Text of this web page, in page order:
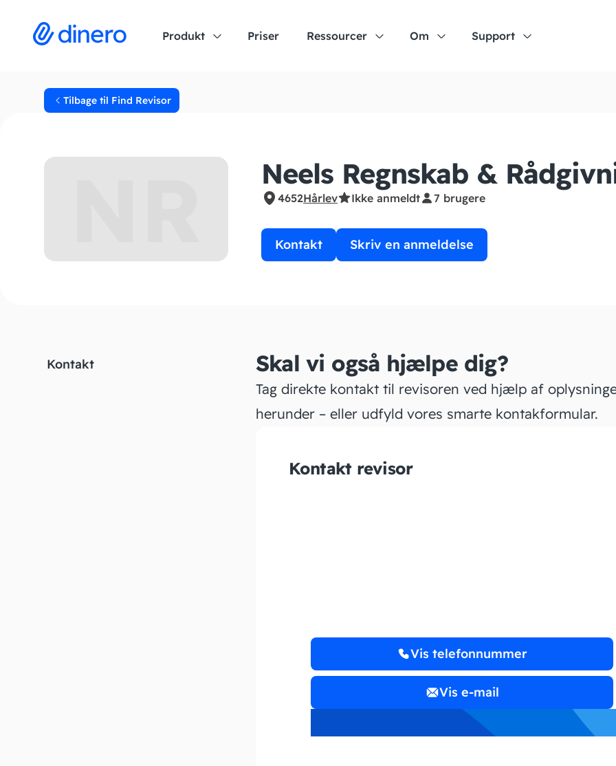
Produkt Priser Ressourcer Om Support
Tilbage til Find Revisor
Neels Regnskab &
4652Hårlev Ikke anmeldt 7 brugere
Kontakt Skriv en anmeldelse
Kontakt Skal vi også hjælpe dig?
Tag direkte kontakt til revisoren ved hjælp af
herunder – eller udfyld vores smarte kontakformular.
Kontakt revisor
Vis telefonnummer
Vis e-mail